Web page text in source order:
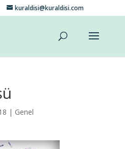
kuraldisi@kuraldisi.com
| Genel